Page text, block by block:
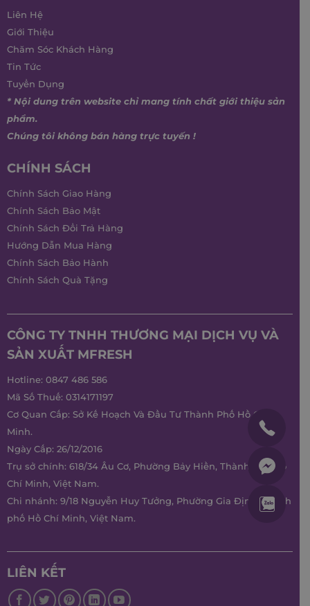
Liên Hệ
Giới Thiệu
Chăm Sóc Khách Hàng
Tin Tức
Tuyển Dụng
* Nội dung trên website chỉ mang tính chất giới thiệu sản
phẩm.
Chúng tôi không bán hàng trực tuyến !
CHÍNH SÁCH
Chính Sách Giao Hàng
Chính Sách Bảo Mật
Chính Sách Đổi Trả Hàng
Hướng Dẫn Mua Hàng
Chính Sách Bảo Hành
Chính Sách Quà Tặng
CÔNG TY TNHH THƯƠNG MẠI DỊCH VỤ VÀ
SẢN XUẤT MFRESH
Hotline: 0847 486 586
Mã Số Thuế: 0314171197
Cơ Quan Cấp: Sở Kế Hoạch Và Đầu Tư Thành Phố Hồ Chí
Minh.
Ngày Cấp: 26/12/2016
Trụ sở chính: 618/34 Âu Cơ, Phường Bảy Hiền, Thành phố Hồ
Chí Minh, Việt Nam.
Chi nhánh: 9/18 Nguyễn Huy Tưởng, Phường Gia Định, Thành
phố Hồ Chí Minh, Việt Nam.
LIÊN KẾT